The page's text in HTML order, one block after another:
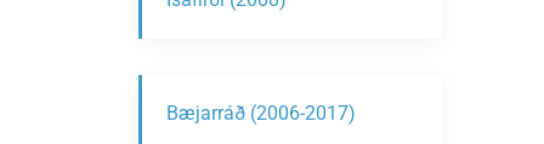
Bæjarráð (2006-2017)